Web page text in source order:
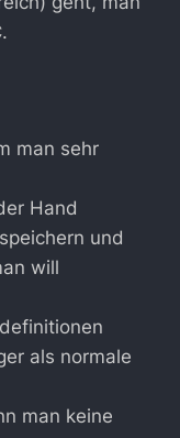
man sehr
Hand
und
will
als normale
man keine